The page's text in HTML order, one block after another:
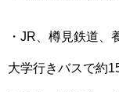
・JR、樽見鉄道、
大学行きバスで約